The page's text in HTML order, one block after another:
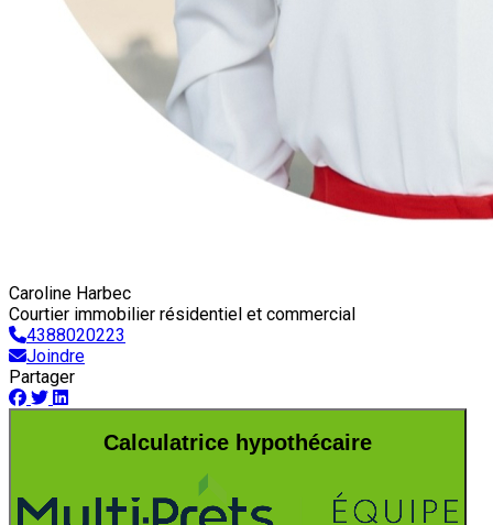
Caroline Harbec
Courtier immobilier résidentiel et commercial
4388020223
Joindre
Partager
Calculatrice hypothécaire